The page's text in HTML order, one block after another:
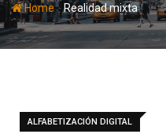
Home-Realidad mixta
ALFABETIZACIÓN DIGITAL